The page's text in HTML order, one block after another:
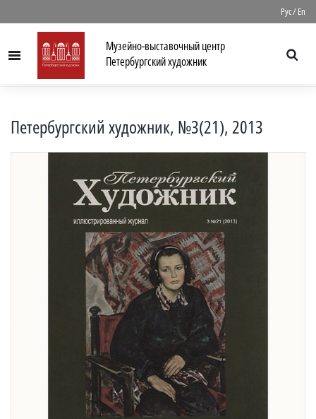
Рус/En
Menu
Музейно-выставочный центр
Петербургский художник
Петербургский художник, №3(21), 2013